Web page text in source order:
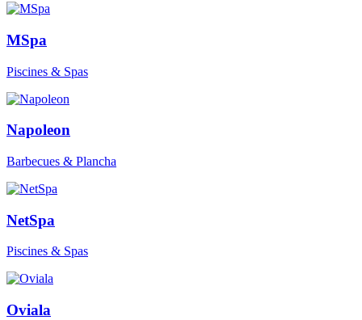
MSpa
Piscines & Spas
Napoleon
Barbecues & Plancha
NetSpa
Piscines & Spas
Oviala